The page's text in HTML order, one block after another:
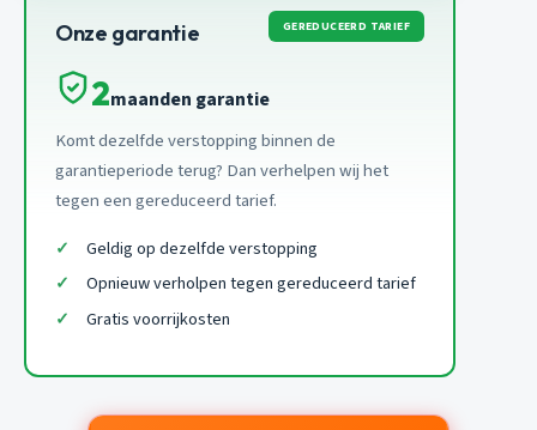
Onze garantie GEREDUCEERD TARIEF
2maanden garantie
Komt dezelfde verstopping binnen de
garantieperiode terug? Dan verhelpen wij het
tegen een gereduceerd tarief.
Geldig op dezelfde verstopping
Opnieuw verholpen tegen gereduceerd tarief
Gratis voorrijkosten